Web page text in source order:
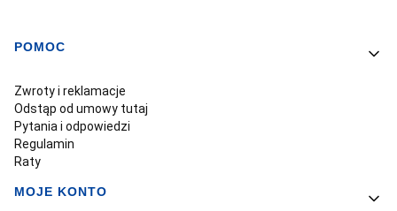
Linki w stopce
POMOC
Zwroty i reklamacje
Odstąp od umowy tutaj
Pytania i odpowiedzi
Regulamin
Raty
MOJE KONTO